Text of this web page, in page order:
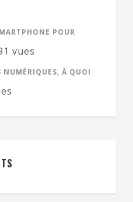
POUR
vues
NUMÉRIQUES, À QUOI